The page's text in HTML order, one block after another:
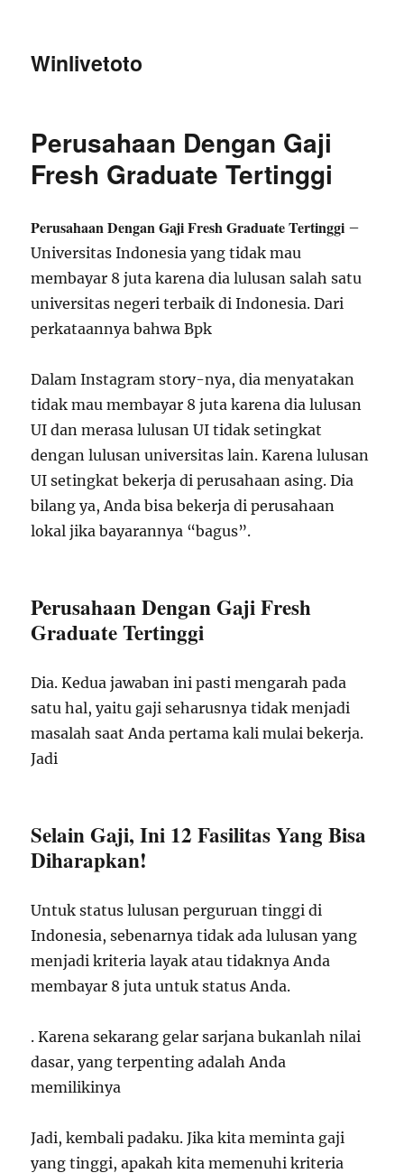
Winlivetoto
Perusahaan Dengan Gaji
Fresh Graduate Tertinggi
Perusahaan Dengan Gaji Fresh Graduate Tertinggi –
Universitas Indonesia yang tidak mau
membayar 8 juta karena dia lulusan salah satu
universitas negeri terbaik di Indonesia. Dari
perkataannya bahwa Bpk
Dalam Instagram story-nya, dia menyatakan
tidak mau membayar 8 juta karena dia lulusan
UI dan merasa lulusan UI tidak setingkat
dengan lulusan universitas lain. Karena lulusan
UI setingkat bekerja di perusahaan asing. Dia
bilang ya, Anda bisa bekerja di perusahaan
lokal jika bayarannya “bagus”.
Perusahaan Dengan Gaji Fresh
Graduate Tertinggi
Dia. Kedua jawaban ini pasti mengarah pada
satu hal, yaitu gaji seharusnya tidak menjadi
masalah saat Anda pertama kali mulai bekerja.
Jadi
Selain Gaji, Ini 12 Fasilitas Yang Bisa
Diharapkan!
Untuk status lulusan perguruan tinggi di
Indonesia, sebenarnya tidak ada lulusan yang
menjadi kriteria layak atau tidaknya Anda
membayar 8 juta untuk status Anda.
. Karena sekarang gelar sarjana bukanlah nilai
dasar, yang terpenting adalah Anda
memilikinya
Jadi, kembali padaku. Jika kita meminta gaji
yang tinggi, apakah kita memenuhi kriteria